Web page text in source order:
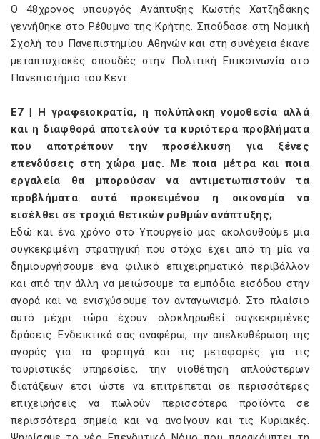
Ο 48χρονος υπουργός Ανάπτυξης Κωστής Χατζηδάκης
γεννήθηκε στο Ρέθυμνο της Κρήτης. Σπούδασε στη Νομική
Σχολή του Πανεπιστημίου Αθηνών και στη συνέχεια έκανε
μεταπτυχιακές σπουδές στην Πολιτική Επικοινωνία στο
Πανεπιστήμιο του Κεντ.
E7 | Η γραφειοκρατία, η πολύπλοκη νομοθεσία αλλά
και η διαφθορά αποτελούν τα κυριότερα προβλήματα
που αποτρέπουν την προσέλκυση για ξένες
επενδύσεις στη χώρα μας. Με ποια μέτρα και ποια
εργαλεία θα μπορούσαν να αντιμετωπιστούν τα
προβλήματα αυτά προκειμένου η οικονομία να
εισέλθει σε τροχιά θετικών ρυθμών ανάπτυξης;
Εδώ και ένα χρόνο στο Υπουργείο μας ακολουθούμε μία
συγκεκριμένη στρατηγική που στόχο έχει από τη μία να
δημιουργήσουμε ένα φιλικό επιχειρηματικό περιβάλλον
και από την άλλη να μειώσουμε τα εμπόδια εισόδου στην
αγορά και να ενισχύσουμε τον ανταγωνισμό. Στο πλαίσιο
αυτό μέχρι τώρα έχουν ολοκληρωθεί συγκεκριμένες
δράσεις. Ενδεικτικά σας αναφέρω, την απελευθέρωση της
αγοράς για τα φορτηγά και τις μεταφορές για τις
τουριστικές υπηρεσίες, την υιοθέτηση απλούστερων
διατάξεων έτσι ώστε να επιτρέπεται σε περισσότερες
επιχειρήσεις να πωλούν περισσότερα προϊόντα σε
περισσότερα σημεία και να ανοίγουν και τις Κυριακές.